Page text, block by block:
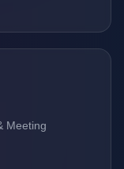
Meeting